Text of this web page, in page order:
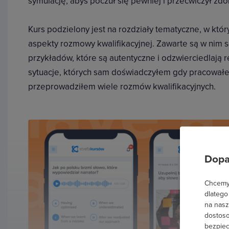
Kurs podzielony jest na rozdziały tematyczne, w
aspekty rozmowy kwalifikacyjnej. Zawarte są w nim
przykładów, które są autentyczne i odzwierciedlają
sytuacje, których sam doświadczyłem gdy
przeprowadziłem wiele rozmów kwalifikacyjnych.
na